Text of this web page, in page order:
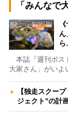
「みんなで
ん
本誌『週刊ポス
大家さん」がい
【独走スクー
ジェクト”の計